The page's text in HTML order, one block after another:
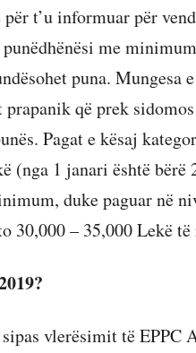
për t’u informuar për
me
puna. Mungesa
që prek
Pagat e kësaj
(nga 1 janari është
duke paguar në
30,000 – 35,000 Lekë
vlerësimit të EPPC